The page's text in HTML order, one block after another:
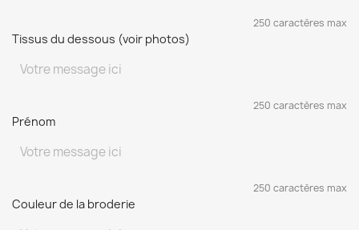
250 caractères max
Tissus du dessous (voir photos)
250 caractères max
Prénom
250 caractères max
Couleur de la broderie